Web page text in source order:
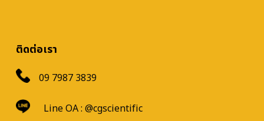
ติดต่อเรา
09 7987 3839
Line OA : @cgscientific